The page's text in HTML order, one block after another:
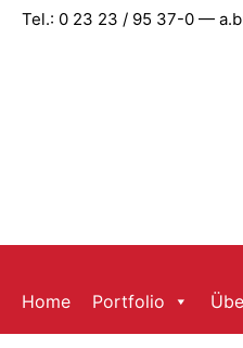
ZumTel.: 0 23 23 / 95 37-0 —
Home Portfolio